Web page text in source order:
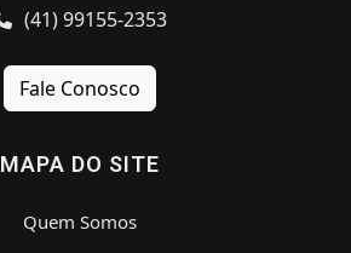
(41) 99155-2353
Fale Conosco
MAPA DO SITE
Quem Somos